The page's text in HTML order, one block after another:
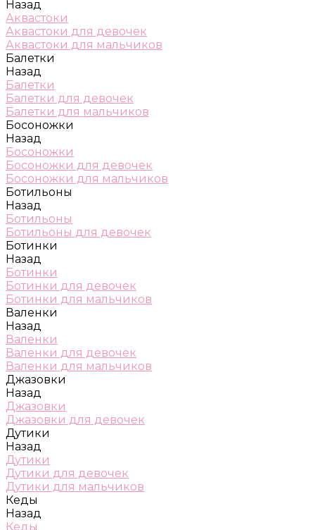
Назад
Аквастоки
Аквастоки для девочек
Аквастоки для мальчиков
Балетки
Назад
Балетки
Балетки для девочек
Балетки для мальчиков
Босоножки
Назад
Босоножки
Босоножки для девочек
Босоножки для мальчиков
Ботильоны
Назад
Ботильоны
Ботильоны для девочек
Ботинки
Назад
Ботинки
Ботинки для девочек
Ботинки для мальчиков
Валенки
Назад
Валенки
Валенки для девочек
Валенки для мальчиков
Джазовки
Назад
Джазовки
Джазовки для девочек
Дутики
Назад
Дутики
Дутики для девочек
Дутики для мальчиков
Кеды
Назад
Кеды